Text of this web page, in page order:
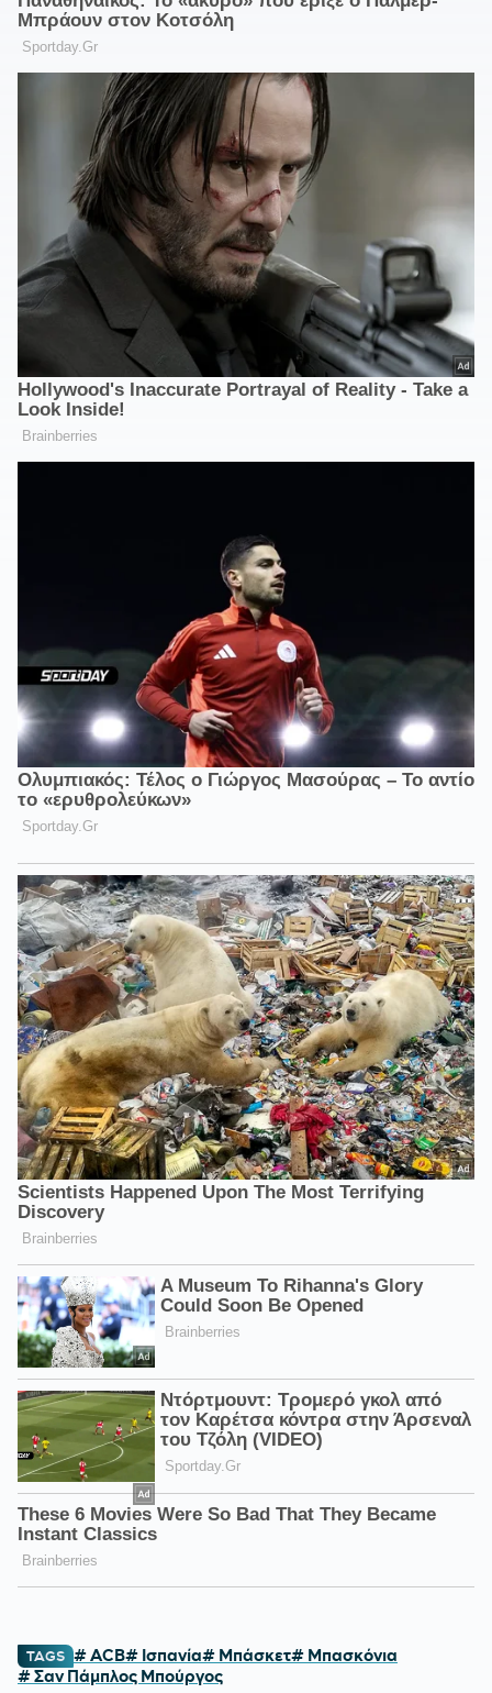
TAGS # ACB# Ισπανία# Μπάσκετ# Μπασκόνια
# Σαν Πάμπλος Μπούργος